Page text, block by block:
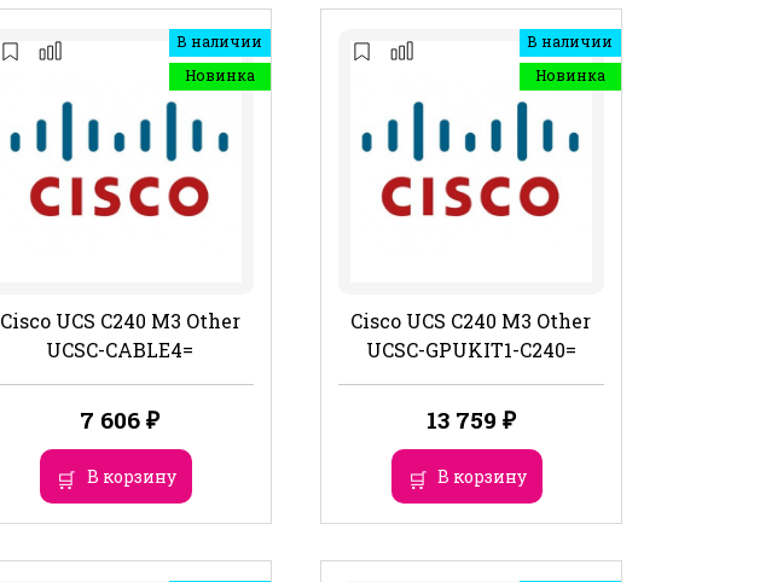
В наличии
Новинка
Cisco UCS C240 M3 Other
UCSC-CABLE4=
7 606₽
В корзину
В наличии
Новинка
Cisco UCS C240 M3 Other
UCSC-GPUKIT1-C240=
13 759 ₽
В корзину